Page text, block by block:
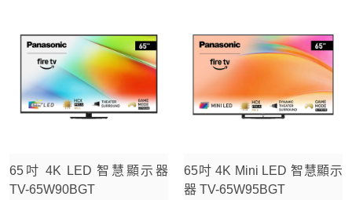
65吋 4K LED 智慧顯示器
TV-65W90BGT
65吋 4K Mini LED 智慧顯示
器 TV-65W95BGT